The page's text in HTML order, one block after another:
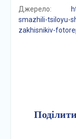
Джерело:
smazhili-tsiloyu-
zakhisnikiv-